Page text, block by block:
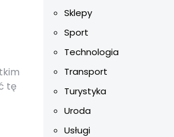
tę
Sklepy
Sport
Technologia
Transport
Turystyka
Uroda
Usługi